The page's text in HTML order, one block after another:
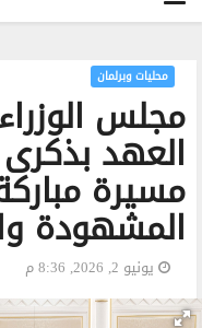
‏مجلس
العهد
مسيرة
المشهودة
محليات وبرلمان
يونيو 2, 2026, 8:36 م